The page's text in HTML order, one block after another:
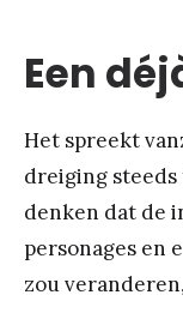
Een
Het spreekt
dreiging
denken dat de
personages en
zou